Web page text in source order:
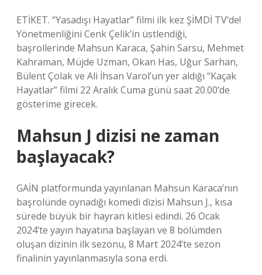
ETİKET. “Yasadışı Hayatlar” filmi ilk kez ŞİMDİ TV’de!
Yönetmenliğini Cenk Çelik’in üstlendiği,
başrollerinde Mahsun Karaca, Şahin Sarsu, Mehmet
Kahraman, Müjde Uzman, Okan Has, Uğur Sarhan,
Bülent Çolak ve Ali İhsan Varol’un yer aldığı “Kaçak
Hayatlar” filmi 22 Aralık Cuma günü saat 20.00’de
gösterime girecek.
Mahsun J dizisi ne zaman
başlayacak?
GAİN platformunda yayınlanan Mahsun Karaca’nın
başrolünde oynadığı komedi dizisi Mahsun J., kısa
sürede büyük bir hayran kitlesi edindi. 26 Ocak
2024’te yayın hayatına başlayan ve 8 bölümden
oluşan dizinin ilk sezonu, 8 Mart 2024’te sezon
finalinin yayınlanmasıyla sona erdi.